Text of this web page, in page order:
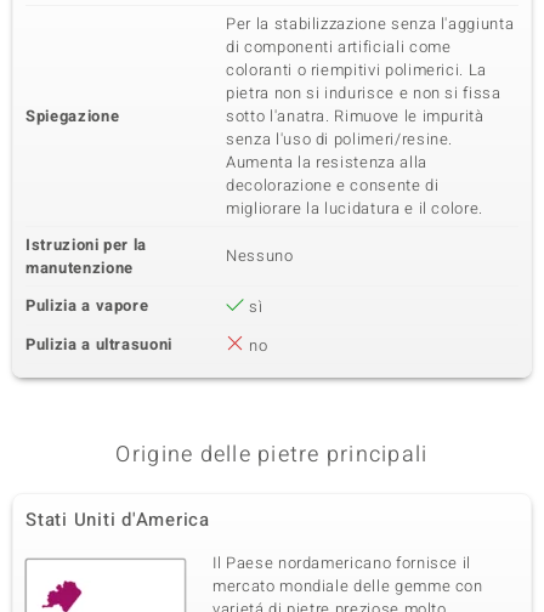
Spiegazione
Per la stabilizzazione senza l'aggiunta
di componenti artificiali come
coloranti o riempitivi polimerici. La
pietra non si indurisce e non si fissa
sotto l'anatra. Rimuove le impurità
senza l'uso di polimeri/resine.
Aumenta la resistenza alla
decolorazione e consente di
migliorare la lucidatura e il colore.
Istruzioni per la
manutenzione
Nessuno
Pulizia a vapore
sì
Pulizia a ultrasuoni
no
Origine delle pietre principali
Stati Uniti d'America
Il Paese nordamericano fornisce il
mercato mondiale delle gemme con